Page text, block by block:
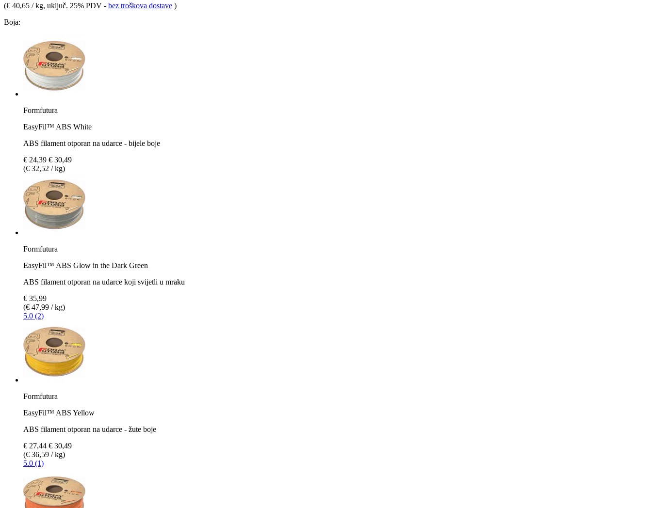
(€ 40,65 / kg, uključ. 25% PDV - bez troškova dostave )
Boja:
Formfutura
EasyFil™ ABS White
ABS filament otporan na udarce - bijele boje
€ 24,39 € 30,49
(€ 32,52 / kg)
Formfutura
EasyFil™ ABS Glow in the Dark Green
ABS filament otporan na udarce koji svijetli u mraku
€ 35,99
(€ 47,99 / kg)
5.0 (2)
Formfutura
EasyFil™ ABS Yellow
ABS filament otporan na udarce - žute boje
€ 27,44 € 30,49
(€ 36,59 / kg)
5.0 (1)